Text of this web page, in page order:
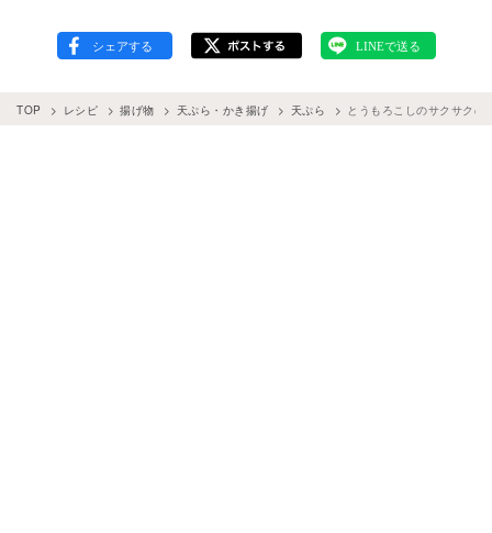
TOP レシピ 揚げ物 天ぷら・かき揚げ 天ぷら とうもろこしのサクサクの